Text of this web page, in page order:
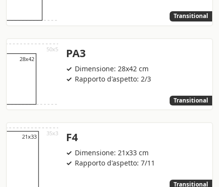
Transitional
PA3
Dimensione: 28x42 cm
Rapporto d'aspetto: 2/3
Transitional
F4
Dimensione: 21x33 cm
Rapporto d'aspetto: 7/11
Transitional